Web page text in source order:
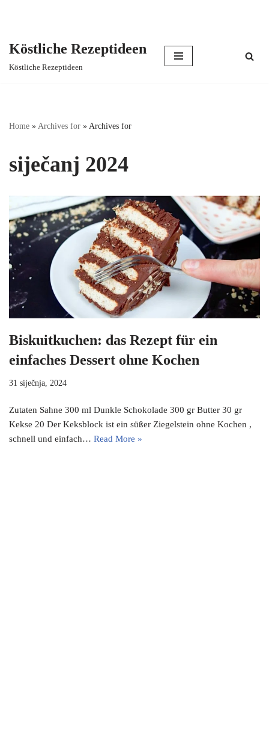
Köstliche Rezeptideen
Köstliche Rezeptideen
Home » Archives for » Archives for
siječanj 2024
Biskuitkuchen: das Rezept für ein
einfaches Dessert ohne Kochen
31 siječnja, 2024
Zutaten Sahne 300 ml Dunkle Schokolade 300 gr Butter 30 gr
Kekse 20 Der Keksblock ist ein süßer Ziegelstein ohne Kochen ,
schnell und einfach… Read More »